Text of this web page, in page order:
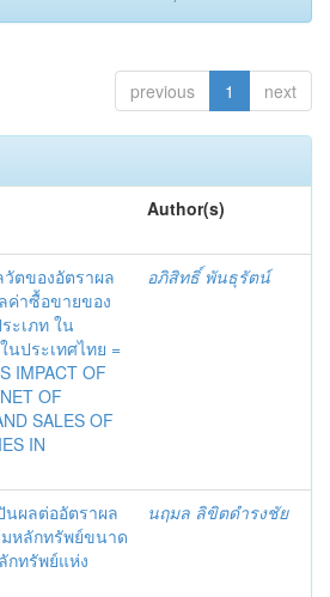
previous 1 next
Author(s)
ตของอัตราผล
ค่าซื้อขายของ
ะเภท ใน
ประเทศไทย =
IMPACT OF
OF
SALES OF
IN
อภิสิทธิ์ พันธุรัตน์
นผลต่ออัตราผล
หลักทรัพย์ขนาด
กทรัพย์แห่ง
นฤมล ลิขิตดำรงชัย